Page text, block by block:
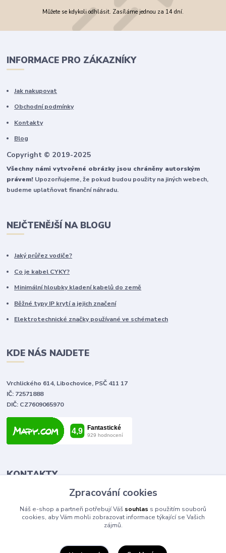
Můžete se kdykoli odhlásit. Zasíláme jednou za 14 dní.
INFORMACE PRO ZÁKAZNÍKY
Jak nakupovat
Obchodní podmínky
Kontakty
Blog
Copyright © 2019-2025
Všechny námi vytvořené obrázky jsou chráněny autorským
právem! Upozorňujeme, že pokud budou použity na jiných webech,
budeme uplatňovat finanční náhradu.
NEJČTENĚJŠÍ NA BLOGU
Jaký průřez vodiče?
Co je kabel CYKY?
Minimální hloubky kladení kabelů do země
Běžné typy IP krytí a jejich značení
Elektrotechnické značky používané ve schématech
KDE NÁS NAJDETE
Vrchlického 614, Libochovice, PSČ 411 17
IČ: 72571888
DIČ: CZ7609065970
KONTAKTY
Tomáš Vlček
+420 702 090 443
volejte od 9,00 - 20,00 hod
info@elektromaterial.cz
Zpracování cookies
Náš e-shop a partneři potřebují Váš souhlas s použitím souborů
cookies, aby Vám mohli zobrazovat informace týkající se Vašich
zájmů.